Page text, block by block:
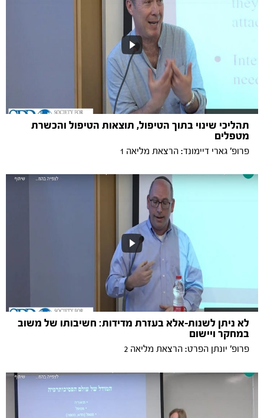
תהליכי שינוי בתוך הטיפול, תוצאות הטיפול והכשרת
מטפלים
פרופ' גארי דיימונד: הרצאת מליאה 1
לא ניתן לשנות-אלא בעזרת מדידות: חשיבותו של משוב
במחקר ויישום
פרופ' יונתן הפרט: הרצאת מליאה 2